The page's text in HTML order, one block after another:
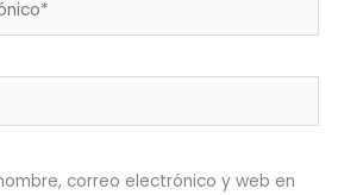
correo electrónico y web en